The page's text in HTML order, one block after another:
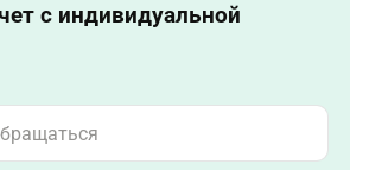
с индивидуальной